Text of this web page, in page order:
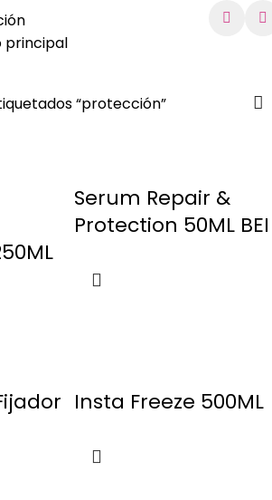
principal
“protección”
Serum Repair &
Protection 50ML BEI
Insta Freeze 500ML